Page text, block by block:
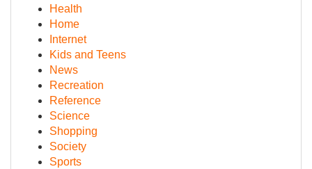
Health
Home
Internet
Kids and Teens
News
Recreation
Reference
Science
Shopping
Society
Sports